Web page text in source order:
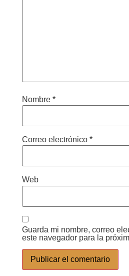
Nombre *
Correo electrónico *
Web
Guarda mi nombre, correo
este navegador para la